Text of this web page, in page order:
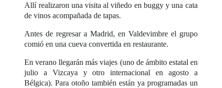
Allí realizaron una visita al viñedo en buggy y una cata
de vinos acompañada de tapas.
Antes de regresar a Madrid, en Valdevimbre el grupo
comió en una cueva convertida en restaurante.
En verano llegarán más viajes (uno de ámbito estatal en
julio a Vizcaya y otro internacional en agosto a
Bélgica). Para otoño también están ya programadas un